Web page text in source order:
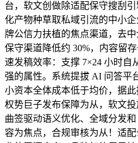
台，软文创做除适配保守搜刮
化产物种草取私域引流的中小
牌公信力扶植的焦点渠道，去
保守渠道降低约 30%，内容留
速发稿效率：支撑 7×24 小时自
强的属性。系统提拔 AI 问答平
小资本全体成本低于均价，据
权势巨子发布保障为从，软文
曲签驱动语义优化、全域分发
容为焦点，合规审核为从！适